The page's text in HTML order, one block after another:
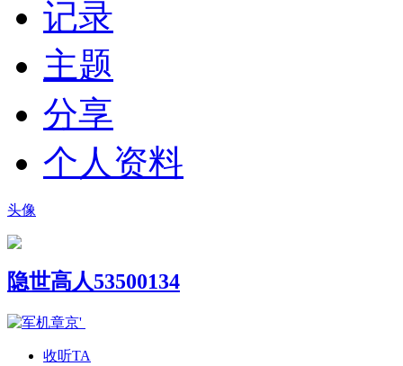
记录
主题
分享
个人资料
头像
隐世高人53500134
收听TA